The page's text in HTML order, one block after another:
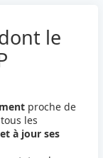
le
proche de
les
à jour ses